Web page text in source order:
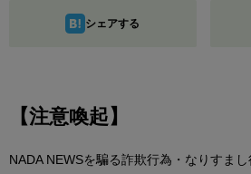
シェアする
【注意喚起】
NADA NEWSを騙る詐欺行為・なりすま